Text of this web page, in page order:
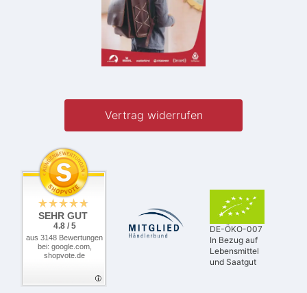
Vertrag widerrufen
SEHR GUT
4.8 / 5
aus 3148 Bewertungen
bei: google.com,
shopvote.de
DE-ÖKO-007
In Bezug auf
Lebensmittel
und Saatgut